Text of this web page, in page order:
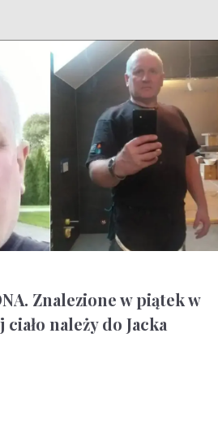
Znalezione w piątek w
należy do Jacka